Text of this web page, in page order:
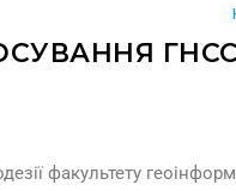
ГНСС
факультету